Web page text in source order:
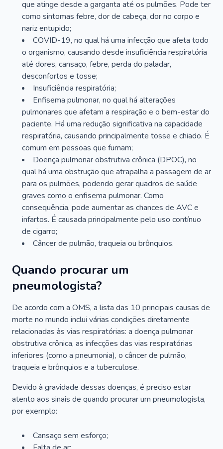
que atinge desde a garganta até os pulmões. Pode ter
como sintomas febre, dor de cabeça, dor no corpo e
nariz entupido;
COVID-19, no qual há uma infecção que afeta todo
o organismo, causando desde insuficiência respiratória
até dores, cansaço, febre, perda do paladar,
desconfortos e tosse;
Insuficiência respiratória;
Enfisema pulmonar, no qual há alterações
pulmonares que afetam a respiração e o bem-estar do
paciente. Há uma redução significativa na capacidade
respiratória, causando principalmente tosse e chiado. É
comum em pessoas que fumam;
Doença pulmonar obstrutiva crônica (DPOC), no
qual há uma obstrução que atrapalha a passagem de ar
para os pulmões, podendo gerar quadros de saúde
graves como o enfisema pulmonar. Como
consequência, pode aumentar as chances de AVC e
infartos. É causada principalmente pelo uso contínuo
de cigarro;
Câncer de pulmão, traqueia ou brônquios.
Quando procurar um
pneumologista?
De acordo com a OMS, a lista das 10 principais causas de
morte no mundo inclui várias condições diretamente
relacionadas às vias respiratórias: a doença pulmonar
obstrutiva crônica, as infecções das vias respiratórias
inferiores (como a pneumonia), o câncer de pulmão,
traqueia e brônquios e a tuberculose.
Devido à gravidade dessas doenças, é preciso estar
atento aos sinais de quando procurar um pneumologista,
por exemplo:
Cansaço sem esforço;